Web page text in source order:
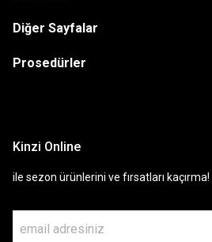
Diğer Sayfalar
Prosedürler
Kinzi Online
ile sezon ürünlerini ve fırsatları kaçırma!